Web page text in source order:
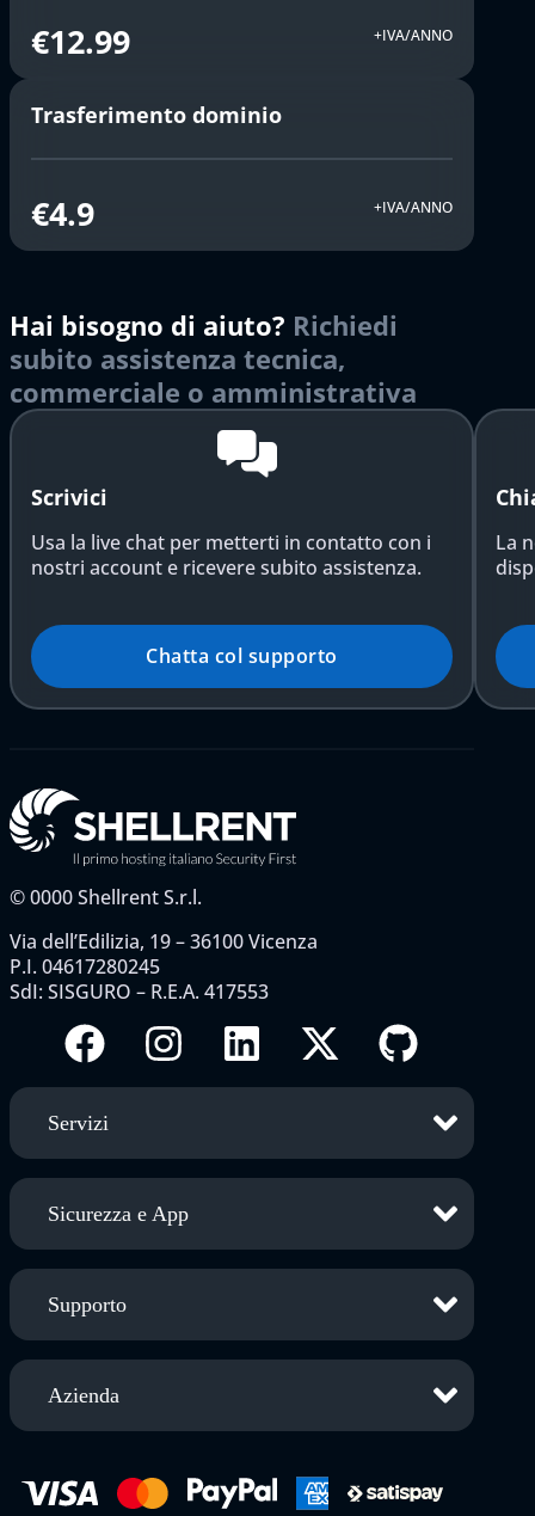
€12.99 +IVA/ANNO
Trasferimento dominio
€4.9 +IVA/ANNO
Hai bisogno di aiuto? Richiedi
subito assistenza tecnica,
commerciale o amministrativa
Scrivici
Usa la live chat per metterti in contatto con i
nostri account e ricevere subito assistenza.
Chatta col supporto
La
©0000Shellrent S.r.l.
Via dell’Edilizia, 19 – 36100 Vicenza
P.I. 04617280245
SdI: SISGURO – R.E.A. 417553
Servizi
Sicurezza e App
Supporto
Azienda